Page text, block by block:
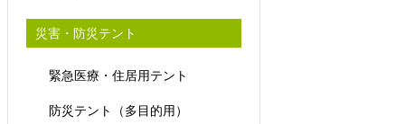
災害・防災テント
緊急医療・住居用テント
防災テント（多目的用）